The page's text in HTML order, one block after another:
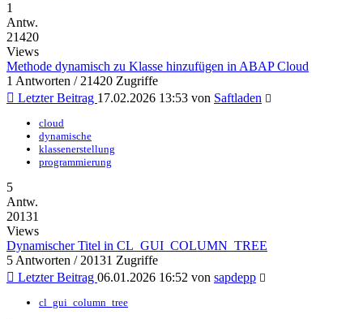
1
Antw.
21420
Views
Methode dynamisch zu Klasse hinzufügen in ABAP Cloud
1 Antworten / 21420 Zugriffe
Letzter Beitrag 17.02.2026 13:53 von Saftladen
cloud
dynamische
klassenerstellung
programmierung
5
Antw.
20131
Views
Dynamischer Titel in CL_GUI_COLUMN_TREE
5 Antworten / 20131 Zugriffe
Letzter Beitrag 06.01.2026 16:52 von sapdepp
cl_gui_column_tree